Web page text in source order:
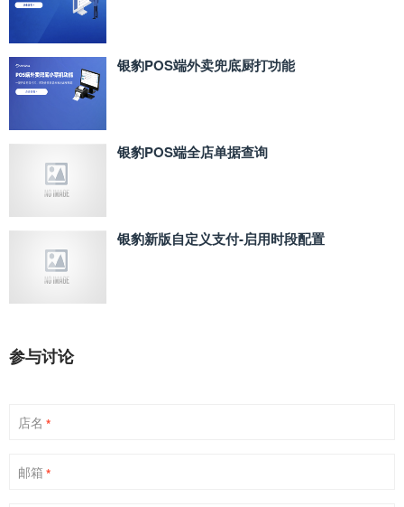
银豹POS端外卖兜底厨打功能
银豹POS端全店单据查询
银豹新版自定义支付‑启用时段配置
参与讨论
店名 *
邮箱 *